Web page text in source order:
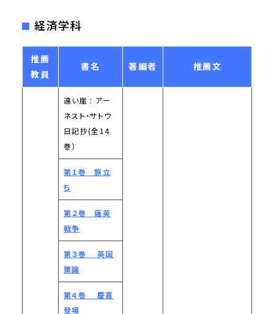
経済学科
推薦
教員
書名 著編者 推薦文
遠い崖 : アー
ネスト・サトウ
日記抄(全14
巻）
第１巻 旅立
ち
第２巻 薩英
戦争
第３巻 英国
策論
第４巻 慶喜
登場